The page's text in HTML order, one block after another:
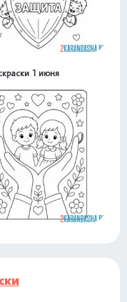
1 июня